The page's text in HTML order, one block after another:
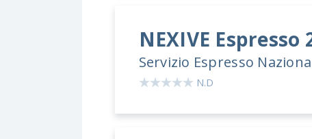
NEXIVE Espresso
Servizio Espresso
N.D